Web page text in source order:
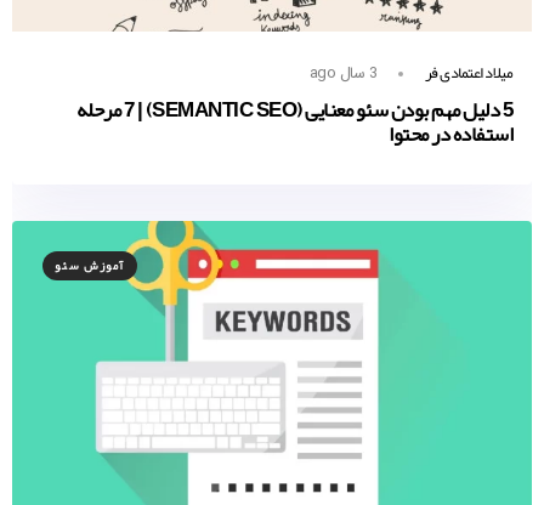
میلاد اعتمادی فر 3 سال ago
5 دلیل مهم بودن سئو معنایی (SEMANTIC SEO) | 7 مرحله
استفاده در محتوا
آموزش سئو